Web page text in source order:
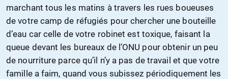
marchant tous les matins à travers les rues boueuses
de votre camp de réfugiés pour chercher une bouteille
d’eau car celle de votre robinet est toxique, faisant la
queue devant les bureaux de l’ONU pour obtenir un peu
de nourriture parce qu’il n’y a pas de travail et que votre
famille a faim, quand vous subissez périodiquement les